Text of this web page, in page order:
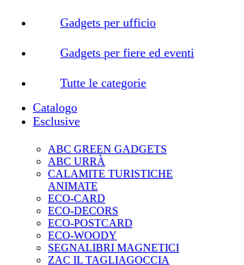
Gadgets per ufficio
Gadgets per fiere ed eventi
Tutte le categorie
Catalogo
Esclusive
ABC GREEN GADGETS
ABC URRÀ
CALAMITE TURISTICHE
ANIMATE
ECO-CARD
ECO-DECORS
ECO-POSTCARD
ECO-WOODY
SEGNALIBRI MAGNETICI
ZAC IL TAGLIAGOCCIA